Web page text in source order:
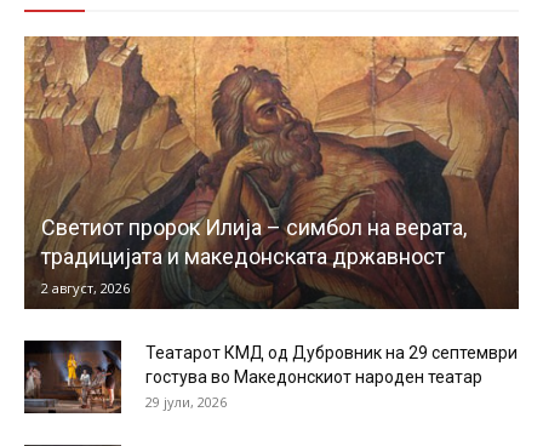
Светиот пророк Илија – симбол на верата,
традицијата и македонската државност
2 август, 2026
Театарот КМД од Дубровник на 29 септември
гостува во Македонскиот народен театар
29 јули, 2026